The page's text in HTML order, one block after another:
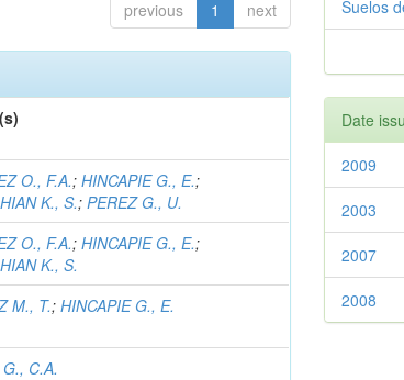
previous 1 next
O., F.A.;HINCAPIE G., E.;
K., S.;PEREZ G., U.
O., F.A.;HINCAPIE G., E.;
K., S.
M., T.;HINCAPIE G., E.
C.A.
Suelos
Date
2009
2003
2007
2008